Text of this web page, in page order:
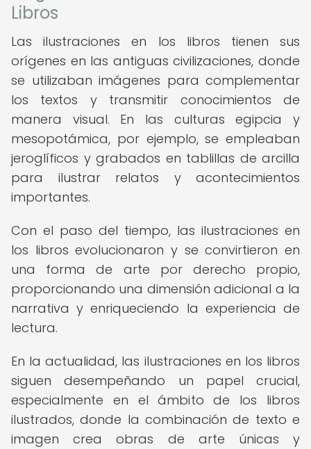
Libros
Las ilustraciones en los libros tienen sus
orígenes en las antiguas civilizaciones, donde
se utilizaban imágenes para complementar
los textos y transmitir conocimientos de
manera visual. En las culturas egipcia y
mesopotámica, por ejemplo, se empleaban
jeroglíficos y grabados en tablillas de arcilla
para ilustrar relatos y acontecimientos
importantes.
Con el paso del tiempo, las ilustraciones en
los libros evolucionaron y se convirtieron en
una forma de arte por derecho propio,
proporcionando una dimensión adicional a la
narrativa y enriqueciendo la experiencia de
lectura.
En la actualidad, las ilustraciones en los libros
siguen desempeñando un papel crucial,
especialmente en el ámbito de los libros
ilustrados, donde la combinación de texto e
imagen crea obras de arte únicas y